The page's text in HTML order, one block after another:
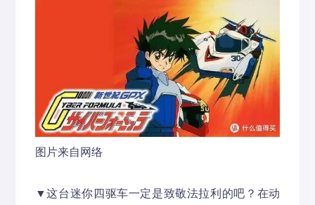
图片来自网络
▼这台迷你四驱车一定是致敬法拉利的吧？在动